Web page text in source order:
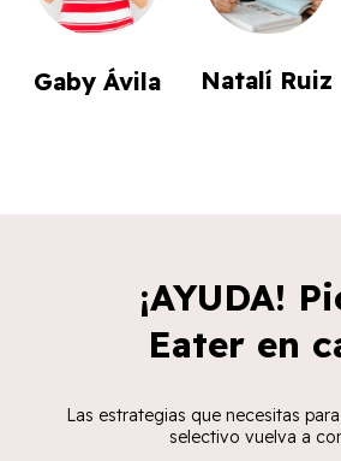
Gaby Ávila Natalí Ruiz
¡AYUDA!
Eater en
Las estrategias que necesitas
selectivo vuelva a